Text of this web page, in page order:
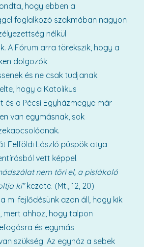
hogy ebben a
foglalkozó szakmában nagyon
nélkül
A Fórum arra törekszik, hogy a
dolgozók
és ne csak tudjanak
hogy a Katolikus
és a Pécsi Egyházmegye már
van egymásnak, sok
Felföldi László püspök atya
vett képpel.
nem töri el, a pislákoló
ki”kezdte. (Mt., 12, 20)
mi fejlődésünk azon áll, hogy kik
mert ahhoz, hogy talpon
és egymás
szükség. Az egyház a sebek